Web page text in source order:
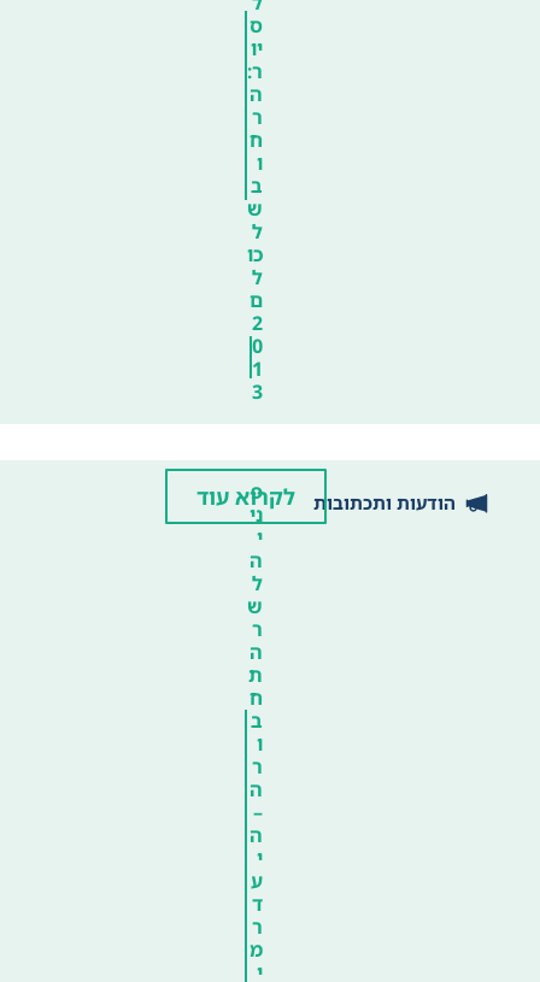
ס
יו
ר:
ה
ר
ח
ו
ב
ש
ל
כו
ל
ם
2
0
1
3
הודעות ותכתובות
פ
ני
י
ה
ל
ש
ר
ה
ת
ח
ב
ו
ר
ה
–
ה
י
ע
ד
ר
מ
י
לקרוא עוד